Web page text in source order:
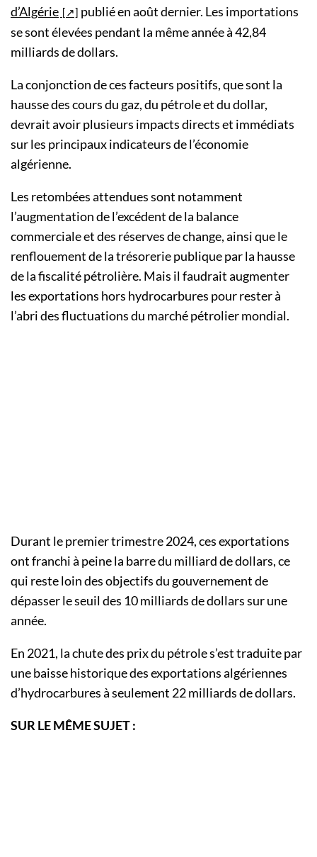
d’Algérie
publié en août dernier. Les importations
se sont élevées pendant la même année à 42,84
milliards de dollars.
La conjonction de ces facteurs positifs, que sont la
hausse des cours du gaz, du pétrole et du dollar,
devrait avoir plusieurs impacts directs et immédiats
sur les principaux indicateurs de l’économie
algérienne.
Les retombées attendues sont notamment
l’augmentation de l’excédent de la balance
commerciale et des réserves de change, ainsi que le
renflouement de la trésorerie publique par la hausse
de la fiscalité pétrolière. Mais il faudrait augmenter
les exportations hors hydrocarbures pour rester à
l’abri des fluctuations du marché pétrolier mondial.
Durant le premier trimestre 2024, ces exportations
ont franchi à peine la barre du milliard de dollars, ce
qui reste loin des objectifs du gouvernement de
dépasser le seuil des 10 milliards de dollars sur une
année.
En 2021, la chute des prix du pétrole s’est traduite par
une baisse historique des exportations algériennes
d’hydrocarbures à seulement 22 milliards de dollars.
SUR LE MÊME SUJET :